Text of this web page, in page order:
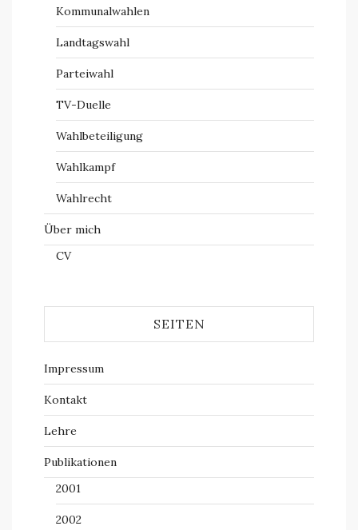
Kommunalwahlen
Landtagswahl
Parteiwahl
TV-Duelle
Wahlbeteiligung
Wahlkampf
Wahlrecht
Über mich
CV
SEITEN
Impressum
Kontakt
Lehre
Publikationen
2001
2002